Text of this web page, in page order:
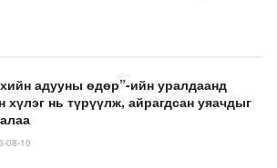
адууны өдөр”-ийн уралдаанд
хүлэг нь түрүүлж, айрагдсан уяачдыг
08-10